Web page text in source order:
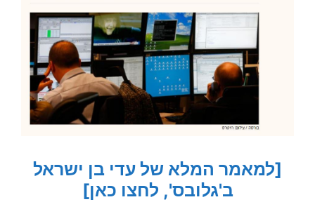
[למאמר המלא של עדי בן ישראל
ב'גלובס', לחצו כאן]